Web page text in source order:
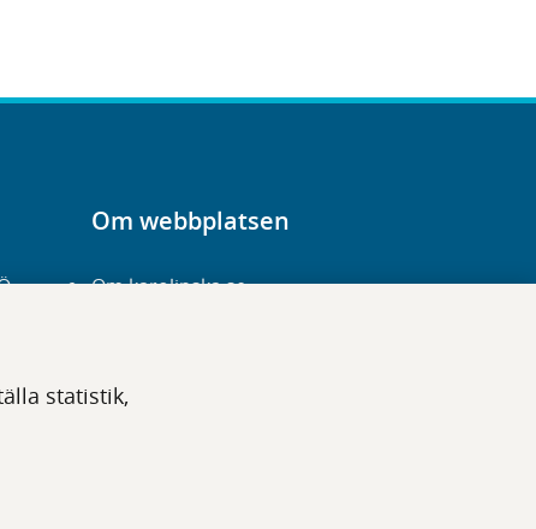
statistik,
Om webbplatsen
Om karolinska.se
Tillgänglighet